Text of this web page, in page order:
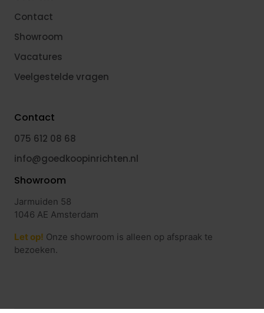
Contact
Showroom
Vacatures
Veelgestelde vragen
Contact
075 612 08 68
info@goedkoopinrichten.nl
Showroom
Jarmuiden 58
1046 AE Amsterdam
Let op! Onze showroom is alleen op afspraak te
bezoeken.